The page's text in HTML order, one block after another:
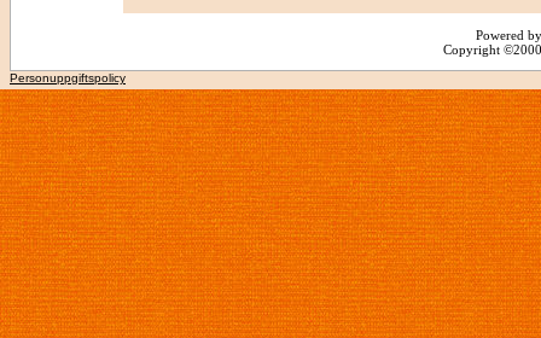
Powered
Copyright
Personuppgiftspolicy